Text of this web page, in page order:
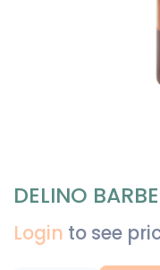
DELINO
Login to see